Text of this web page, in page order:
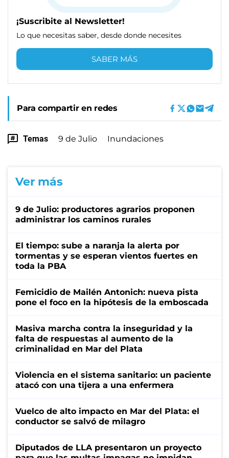
¡Suscribite al Newsletter!
Lo que necesitas saber, desde donde necesites
SABER MÁS
Para compartir en redes
Temas 9 de Julio Inundaciones
Ver más
9 de Julio: productores agrarios proponen
administrar los caminos rurales
El tiempo: sube a naranja la alerta por
tormentas y se esperan vientos fuertes en
toda la PBA
Femicidio de Mailén Antonich: nueva pista
pone el foco en la hipótesis de la emboscada
Masiva marcha contra la inseguridad y la
falta de respuestas al aumento de la
criminalidad en Mar del Plata
Violencia en el sistema sanitario: un paciente
atacó con una tijera a una enfermera
Vuelco de alto impacto en Mar del Plata: el
conductor se salvó de milagro
Diputados de LLA presentaron un proyecto